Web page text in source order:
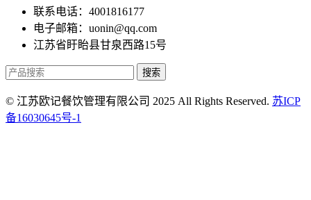
联系电话：4001816177
电子邮箱：uonin@qq.com
江苏省盱眙县甘泉西路15号
搜索
© 江苏欧记餐饮管理有限公司 2025 All Rights Reserved. 苏ICP
备16030645号-1